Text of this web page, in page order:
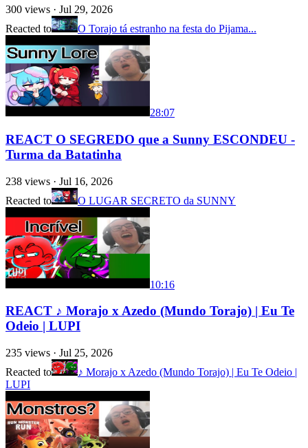
300 views · Jul 29, 2026
Reacted to
O Torajo tá estranho na festa do Pijama...
28:07
REACT O SEGREDO que a Sunny ESCONDEU -
Turma da Batatinha
238 views · Jul 16, 2026
Reacted to
O LUGAR SECRETO da SUNNY
10:16
REACT ♪ Morajo x Azedo (Mundo Torajo) | Eu Te
Odeio | LUPI
235 views · Jul 25, 2026
Reacted to
♪ Morajo x Azedo (Mundo Torajo) | Eu Te Odeio |
LUPI